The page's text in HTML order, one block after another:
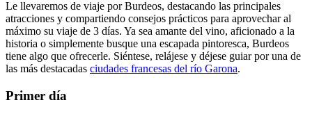
Le llevaremos de viaje por Burdeos, destacando las principales
atracciones y compartiendo consejos prácticos para aprovechar al
máximo su viaje de 3 días. Ya sea amante del vino, aficionado a la
historia o simplemente busque una escapada pintoresca, Burdeos
tiene algo que ofrecerle. Siéntese, relájese y déjese guiar por una de
las más destacadas ciudades francesas del río Garona.
Primer día